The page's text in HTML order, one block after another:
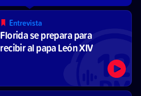
Entrevista
Florida se prepara para
recibir al papa León XIV